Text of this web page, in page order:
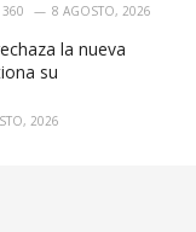
360 8 AGOSTO, 2026
la nueva
su
2026